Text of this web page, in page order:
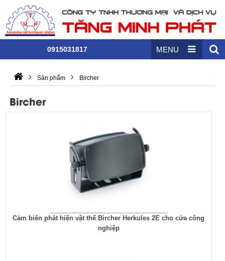
0915031817 MENU
Sản phẩm Bircher
Bircher
Cảm biến phát hiện vật thể Bircher Herkules 2E cho cửa công
nghiệp